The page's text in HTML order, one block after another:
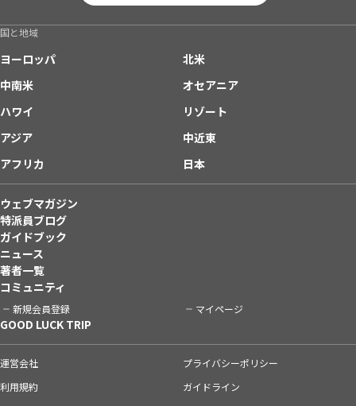
国と地域
ヨーロッパ
北米
中南米
オセアニア
ハワイ
リゾート
アジア
中近東
アフリカ
日本
ウェブマガジン
特派員ブログ
ガイドブック
ニュース
著者一覧
コミュニティ
新規会員登録 マイページ
GOOD LUCK TRIP
運営会社
プライバシーポリシー
利用規約
ガイドライン